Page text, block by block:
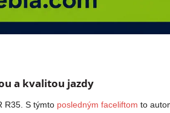
a kvalitou jazdy
R35. S týmto posledným faceliftom to